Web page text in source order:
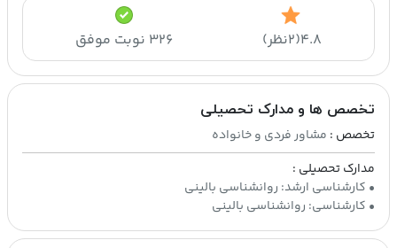
۴.۸(۲نظر) ۳۲۶ نوبت موفق
تخصص ها و مدارک تحصیلی
تخصص : مشاور فردی و خانواده
مدارک تحصیلی :
• کارشناسی: روانشناسی بالینی